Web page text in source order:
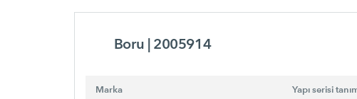
Boru | 2005914
Marka Yapı serisi